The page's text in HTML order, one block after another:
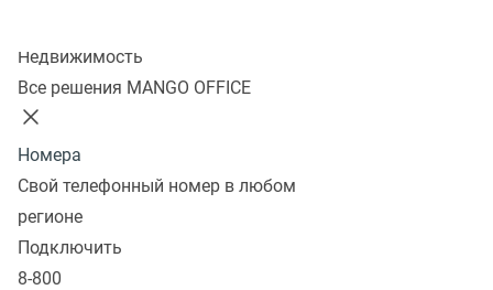
Недвижимость
Все решения MANGO OFFICE
Номера
Свой телефонный номер в любом
регионе
Подключить
8-800
Подключить Демо-кабинет
Коллтрекинг поможет
вашему бизнесу
до 70%